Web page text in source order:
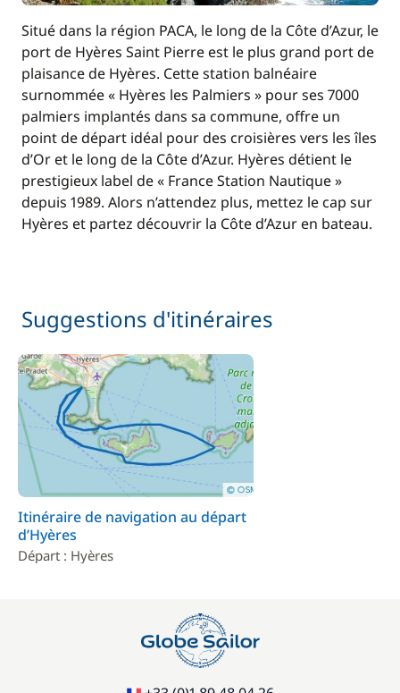
Situé dans la région PACA, le long de la Côte d’Azur, le
port de Hyères Saint Pierre est le plus grand port de
plaisance de Hyères. Cette station balnéaire
surnommée « Hyères les Palmiers » pour ses 7000
palmiers implantés dans sa commune, offre un
point de départ idéal pour des croisières vers les îles
d’Or et le long de la Côte d’Azur. Hyères détient le
prestigieux label de « France Station Nautique »
depuis 1989. Alors n’attendez plus, mettez le cap sur
Hyères et partez découvrir la Côte d’Azur en bateau.
Suggestions d'itinéraires
Itinéraire de navigation au départ
d’Hyères
Départ : Hyères